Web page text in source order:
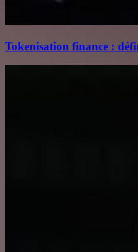
Tokenisation finance :